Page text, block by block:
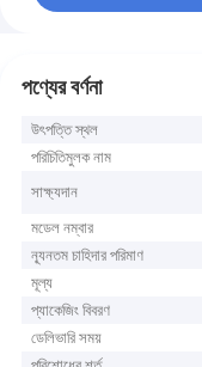
পণ্যের বর্ণনা
উৎপত্তি স্থল
পরিচিতিমুলক নাম
সাক্ষ্যদান
মডেল নম্বার
ন্যূনতম চাহিদার পরিমাণ
মূল্য
প্যাকেজিং বিবরণ
ডেলিভারি সময়